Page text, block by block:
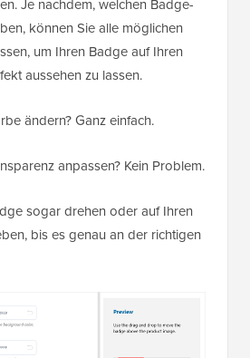
Je nachdem, welchen Badge-
können Sie alle möglichen
um Ihren Badge auf Ihren
aussehen zu lassen.
ändern? Ganz einfach.
anpassen? Kein Problem.
sogar drehen oder auf Ihren
bis es genau an der richtigen